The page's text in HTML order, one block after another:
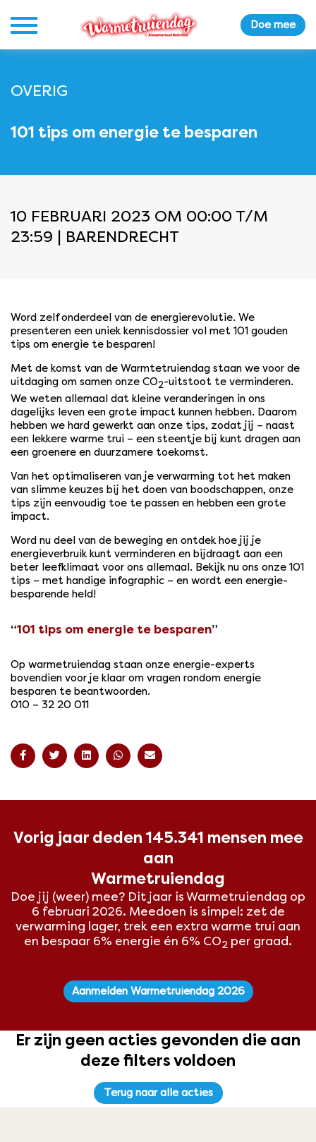
Doe mee
OVERIG
101 tips om energie te besparen
10 FEBRUARI 2023 OM 00:00 T/M
23:59 | BARENDRECHT
Word zelf onderdeel van de energierevolutie. We
presenteren een uniek kennisdossier vol met 101 gouden
tips om energie te besparen!
Met de komst van de Warmtetruiendag staan we voor de
uitdaging om samen onze CO2-uitstoot te verminderen.
We weten allemaal dat kleine veranderingen in ons
dagelijks leven een grote impact kunnen hebben. Daarom
hebben we hard gewerkt aan onze tips, zodat jij – naast
een lekkere warme trui – een steentje bij kunt dragen aan
een groenere en duurzamere toekomst.
Van het optimaliseren van je verwarming tot het maken
van slimme keuzes bij het doen van boodschappen, onze
tips zijn eenvoudig toe te passen en hebben een grote
impact.
Word nu deel van de beweging en ontdek hoe jij je
energieverbruik kunt verminderen en bijdraagt aan een
beter leefklimaat voor ons allemaal. Bekijk nu ons onze 101
tips – met handige infographic – en wordt een energie-
besparende held!
101 tips om energie te besparen
Op warmetruiendag staan onze energie-experts
bovendien voor je klaar om vragen rondom energie
besparen te beantwoorden.
010 – 32 20 011
Vorig jaar deden 145.341 mensen mee
aan
Warmetruiendag
Doe jij (weer) mee? Dit jaar is Warmetruiendag op
6 februari 2026. Meedoen is simpel: zet de
verwarming lager, trek een extra warme trui aan
en bespaar 6% energie én 6% CO2 per graad.
Aanmelden Warmetruiendag 2026
Er zijn geen acties gevonden die aan
deze filters voldoen
Terug naar alle acties